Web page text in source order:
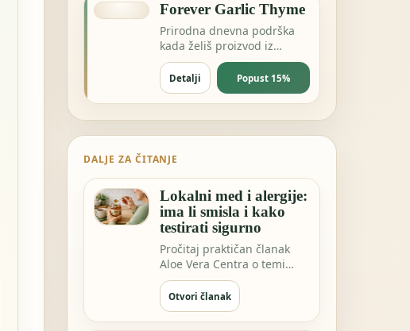
Forever Garlic Thyme
Prirodna dnevna podrška
kada želiš proizvod iz
pčelinje ili biljne linije za
energiju i otpornost.
Detalji Popust 15%
DALJE ZA ČITANJE
Lokalni med i alergije:
ima li smisla i kako
testirati sigurno
Pročitaj praktičan članak
Aloe Vera Centra o temi
Lokalni med i alergije: ima li
smisla…
Otvori članak